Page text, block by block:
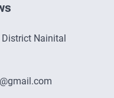
Nainital